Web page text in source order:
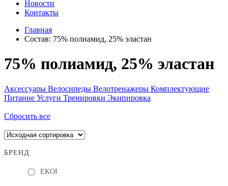
Новости
Контакты
Главная
Состав: 75% полиамид, 25% эластан
75% полиамид, 25% эластан
Аксессуары Велосипеды Велотренажеры Комплектующие
Питание Услуги Тренировки Экипировка
Сбросить все
БРЕНД
EKOI